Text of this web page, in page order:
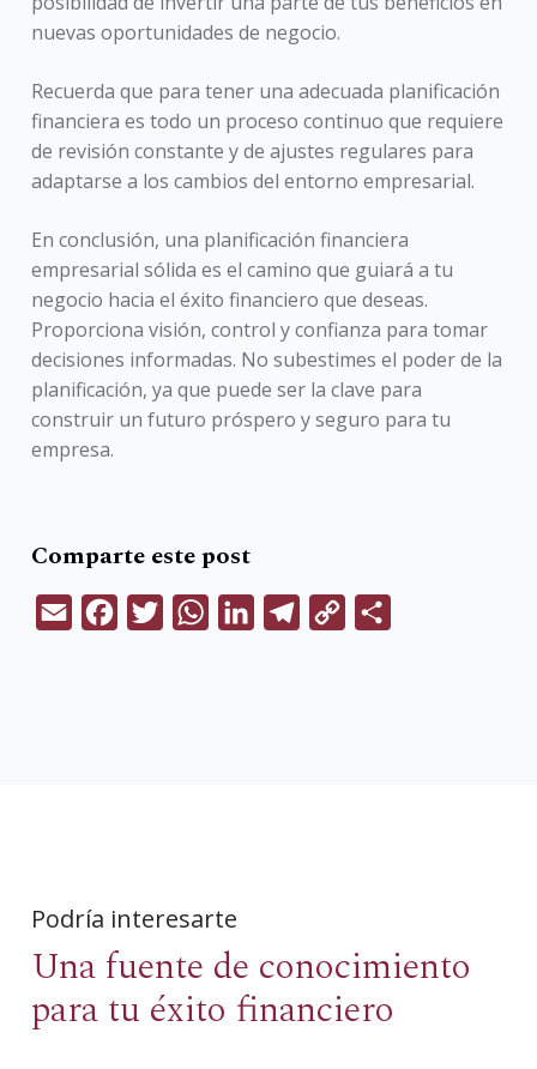
nuevas oportunidades de negocio.
Recuerda que para tener una adecuada planificación
financiera es todo un proceso continuo que requiere
de revisión constante y de ajustes regulares para
adaptarse a los cambios del entorno empresarial.
En conclusión, una planificación financiera
empresarial sólida es el camino que guiará a tu
negocio hacia el éxito financiero que deseas.
Proporciona visión, control y confianza para tomar
decisiones informadas. No subestimes el poder de la
planificación, ya que puede ser la clave para
construir un futuro próspero y seguro para tu
empresa.
Comparte este post
Email FacebookTwitterWhatsAppLinkedInTelegram
Copy
Podría interesarte
Una fuente de conocimiento
para tu éxito financiero